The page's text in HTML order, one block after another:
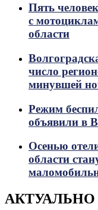
Пять
с
области
число
минувшей
Режим
объявили в
Осенью
области
АКТУАЛЬНО